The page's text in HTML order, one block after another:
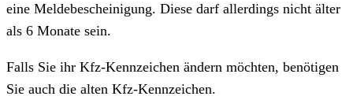
eine Meldebescheinigung. Diese darf allerdings nicht älter
als 6 Monate sein.
Falls Sie ihr Kfz-Kennzeichen ändern möchten, benötigen
Sie auch die alten Kfz-Kennzeichen.